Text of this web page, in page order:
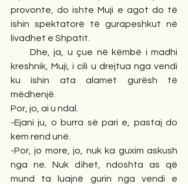
provonte, do ishte Muji e agot do të
ishin spektatorë të gurapeshkut në
livadhet e Shpatit.
Dhe, ja, u çue në këmbë i madhi
kreshnik, Muji, i cili u drejtua nga vendi
ku ishin ata alamet gurësh të
mëdhenjë.
Por, jo, ai u ndal.
-Ejani ju, o burra së pari e, pastaj do
kem rend unë.
-Por, jo more, jo, nuk ka guxim askush
nga ne. Nuk dihet, ndoshta as që
mund ta luajnë gurin nga vendi e